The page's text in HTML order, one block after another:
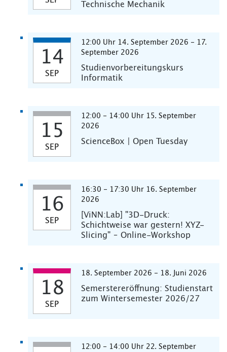
Technische Mechanik
14
SEP
12:00 Uhr 14. September 2026 - 17.
September 2026
Studienvorbereitungskurs
Informatik
15
SEP
12:00 - 14:00 Uhr 15. September
2026
ScienceBox | Open Tuesday
16
SEP
16:30 - 17:30 Uhr 16. September
2026
[ViNN:Lab] "3D-Druck:
Schichtweise war gestern! XYZ-
Slicing" – Online-Workshop
18
SEP
18. September 2026 - 18. Juni 2026
Semerstereröffnung: Studienstart
zum Wintersemester 2026/27
12:00 - 14:00 Uhr 22. September